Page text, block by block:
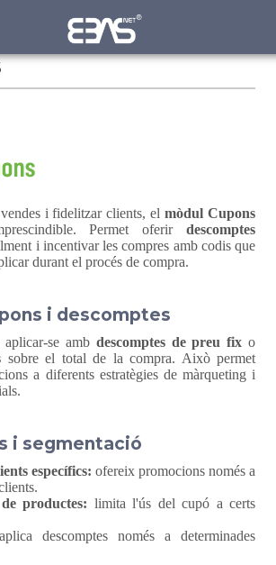
vendes i fidelitzar clients, elmòdul Cupons
Permet oferir descomptes
i incentivar les compres amb codis que
durant el procés de compra.
i descomptes
aplicar-se amb descomptes de preu fix o
sobre el total de la compra. Això permet
a diferents estratègies de màrqueting i
i segmentació
específics: ofereix promocions només a
productes: limita l'ús del cupó a certs
descomptes només a determinades